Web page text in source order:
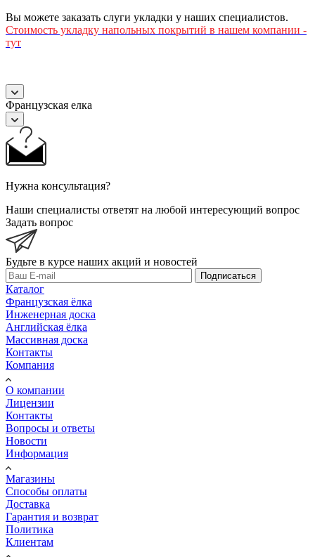
Вы можете заказать слуги укладки у наших специалистов.
Стоимость укладку напольных покрытий в нашем компании -
тут
Французская елка
Нужна консультация?
Наши специалисты ответят на любой интересующий вопрос
Задать вопрос
Будьте в курсе наших акций и новостей
Подписаться
Каталог
Французская ёлка
Инженерная доска
Английская ёлка
Массивная доска
Контакты
Компания
О компании
Лицензии
Контакты
Вопросы и ответы
Новости
Информация
Магазины
Способы оплаты
Доставка
Гарантия и возврат
Политика
Клиентам